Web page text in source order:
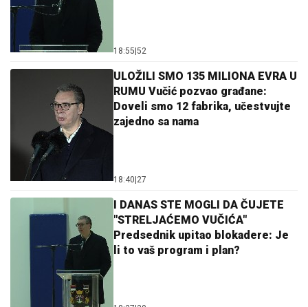
18:55 52
ULOŽILI SMO 135 MILIONA EVRA U
RUMU Vučić pozvao građane:
Doveli smo 12 fabrika, učestvujte
zajedno sa nama
18:40 27
I DANAS STE MOGLI DA ČUJETE
"STRELJAĆEMO VUČIĆA"
Predsednik upitao blokadere: Je
li to vaš program i plan?